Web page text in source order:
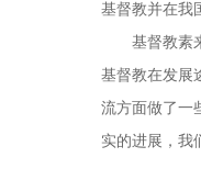
基督教并在我
基督教素
基督教在发展
流方面做了一
实的进展，我